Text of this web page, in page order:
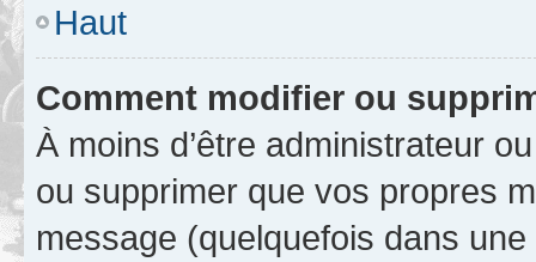
Haut
Comment modifier ou
À moins d’être administrateur
ou supprimer que vos propres
message (quelquefois dans